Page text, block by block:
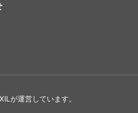
が運営しています。